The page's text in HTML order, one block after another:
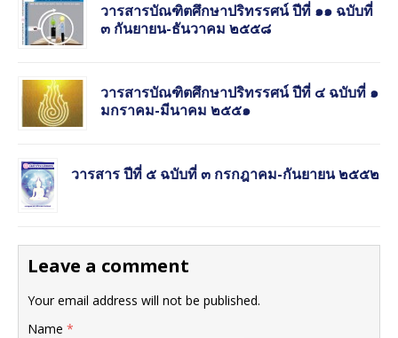
วารสารบัณฑิตศึกษาปริทรรศน์ ปีที่ ๑๑ ฉบับที่
๓ กันยายน-ธันวาคม ๒๕๕๘
วารสารบัณฑิตศึกษาปริทรรศน์ ปีที่ ๔ ฉบับที่ ๑
มกราคม-มีนาคม ๒๕๕๑
วารสาร ปีที่ ๕ ฉบับที่ ๓ กรกฎาคม-กันยายน ๒๕๕๒
Leave a comment
Your email address will not be published.
Name *